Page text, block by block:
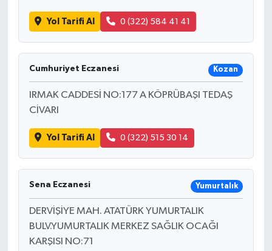
Yol Tarifi Al 0 (322) 584 41 41
Cumhuriyet Eczanesi Kozan
IRMAK CADDESİ NO:177 A KÖPRÜBAŞI TEDAŞ
CİVARI
Yol Tarifi Al 0 (322) 515 30 14
Sena Eczanesi Yumurtalık
DERVİŞİYE MAH. ATATÜRK YUMURTALIK
BULV.YUMURTALIK MERKEZ SAĞLIK OCAĞI
KARŞISI NO:71